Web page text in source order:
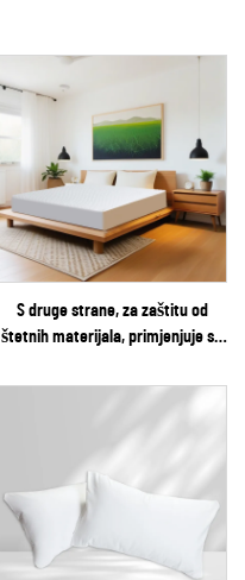
S druge strane, za zaštitu od
štetnih materijala, primjenjuje se